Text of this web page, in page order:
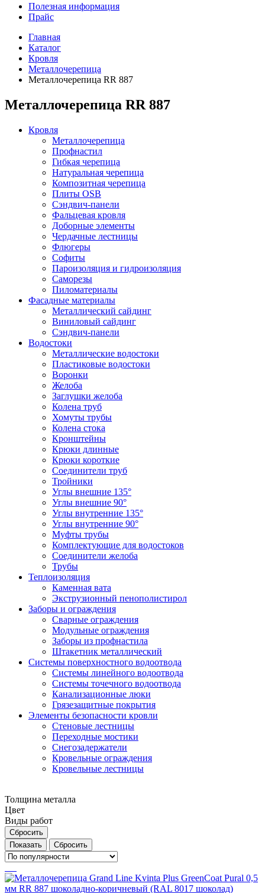
Полезная информация
Прайс
Главная
Каталог
Кровля
Металлочерепица
Металлочерепица RR 887
Металлочерепица RR 887
Кровля
Металлочерепица
Профнастил
Гибкая черепица
Натуральная черепица
Композитная черепица
Плиты OSB
Сэндвич-панели
Фальцевая кровля
Доборные элементы
Чердачные лестницы
Флюгеры
Софиты
Пароизоляция и гидроизоляция
Саморезы
Пиломатериалы
Фасадные материалы
Металлический сайдинг
Виниловый сайдинг
Сэндвич-панели
Водостоки
Металлические водостоки
Пластиковые водостоки
Воронки
Желоба
Заглушки желоба
Колена труб
Хомуты трубы
Колена стока
Кронштейны
Крюки длинные
Крюки короткие
Соединители труб
Тройники
Углы внешние 135°
Углы внешние 90°
Углы внутренние 135°
Углы внутренние 90°
Муфты трубы
Комплектующие для водостоков
Соединители желоба
Трубы
Теплоизоляция
Каменная вата
Экструзионный пенополистирол
Заборы и ограждения
Сварные ограждения
Модульные ограждения
Заборы из профнастила
Штакетник металлический
Системы поверхностного водоотвода
Системы линейного водоотвода
Системы точечного водоотвода
Канализационные люки
Грязезащитные покрытия
Элементы безопасности кровли
Стеновые лестницы
Переходные мостики
Снегозадержатели
Кровельные ограждения
Кровельные лестницы
Толщина металла
Цвет
Виды работ
Сбросить
Сбросить